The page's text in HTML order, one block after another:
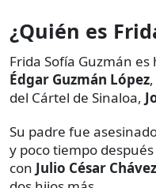
¿Quién es
Frida Sofía Guzmán es
Édgar Guzmán López
del Cártel de Sinaloa,
Su padre fue
y poco tiempo
con Julio César